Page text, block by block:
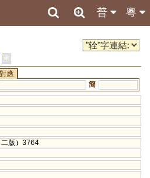
粵
普
港
應
簡
二版）3764